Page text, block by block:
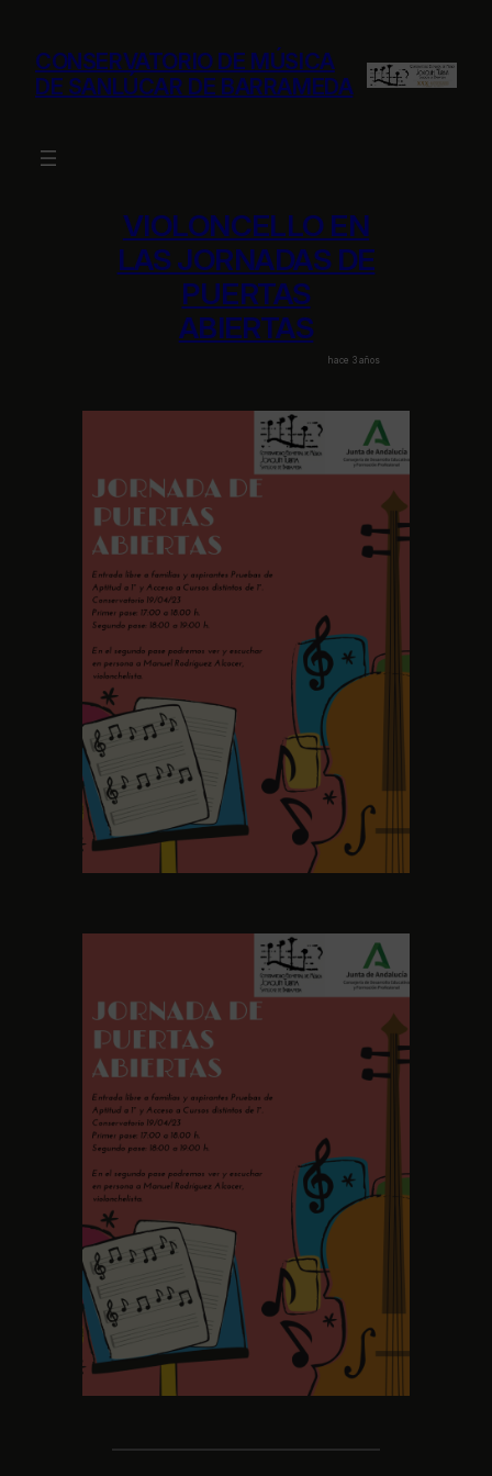
contenido
CONSERVATORIO DE MÚSICA
DE SANLÚCAR DE BARRAMEDA
VIOLONCELLO EN
LAS JORNADAS DE
PUERTAS
ABIERTAS
hace 3 años